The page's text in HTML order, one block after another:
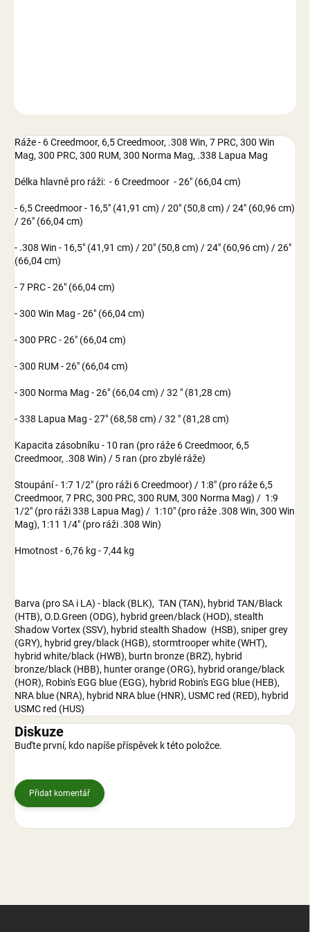
Ráže - 6 Creedmoor, 6,5 Creedmoor, .308 Win, 7 PRC, 300 Win
Mag, 300 PRC, 300 RUM, 300 Norma Mag, .338 Lapua Mag
Délka hlavně pro ráži: - 6 Creedmoor - 26" (66,04 cm)
- 6,5 Creedmoor - 16,5" (41,91 cm) / 20" (50,8 cm) / 24" (60,96 cm)
/ 26" (66,04 cm)
- .308 Win - 16,5" (41,91 cm) / 20" (50,8 cm) / 24" (60,96 cm) / 26"
(66,04 cm)
- 7 PRC - 26" (66,04 cm)
- 300 Win Mag - 26" (66,04 cm)
- 300 PRC - 26" (66,04 cm)
- 300 RUM - 26" (66,04 cm)
- 300 Norma Mag - 26" (66,04 cm) / 32 " (81,28 cm)
- 338 Lapua Mag - 27" (68,58 cm) / 32 " (81,28 cm)
Kapacita zásobníku - 10 ran (pro ráže 6 Creedmoor, 6,5
Creedmoor, .308 Win) / 5 ran (pro zbylé ráže)
Stoupání - 1:7 1/2" (pro ráži 6 Creedmoor) / 1:8" (pro ráže 6,5
Creedmoor, 7 PRC, 300 PRC, 300 RUM, 300 Norma Mag) / 1:9
1/2" (pro ráži 338 Lapua Mag) / 1:10" (pro ráže .308 Win, 300 Win
Mag), 1:11 1/4" (pro ráži .308 Win)
Hmotnost - 6,76 kg - 7,44 kg
Barva (pro SA i LA) - black (BLK), TAN (TAN), hybrid TAN/Black
(HTB), O.D.Green (ODG), hybrid green/black (HOD), stealth
Shadow Vortex (SSV), hybrid stealth Shadow (HSB), sniper grey
(GRY), hybrid grey/black (HGB), stormtrooper white (WHT),
hybrid white/black (HWB), burtn bronze (BRZ), hybrid
bronze/black (HBB), hunter orange (ORG), hybrid orange/black
(HOR), Robin's EGG blue (EGG), hybrid Robin's EGG blue (HEB),
NRA blue (NRA), hybrid NRA blue (HNR), USMC red (RED), hybrid
USMC red (HUS)
Diskuze
Buďte první, kdo napíše příspěvek k této položce.
Přidat komentář